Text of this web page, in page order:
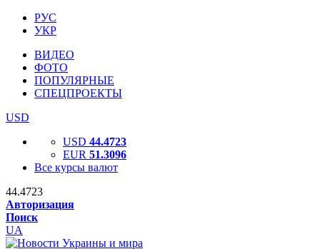
РУС
УКР
ВИДЕО
ФОТО
ПОПУЛЯРНЫЕ
СПЕЦПРОЕКТЫ
USD
USD 44.4723
EUR 51.3096
Все курсы валют
44.4723
Авторизация
Поиск
UA